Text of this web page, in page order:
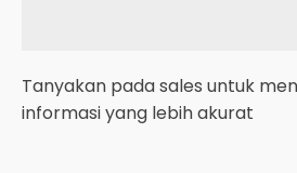
Tanyakan pada sales untuk
informasi yang lebih akurat